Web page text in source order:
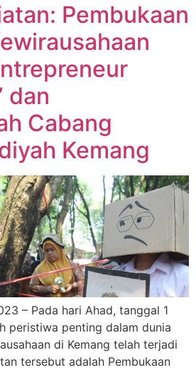
Pembukaan
dan
Cabang
Kemang
– Pada hari Ahad, tanggal 1
peristiwa penting dalam dunia
di Kemang telah terjadi
tersebut adalah Pembukaan